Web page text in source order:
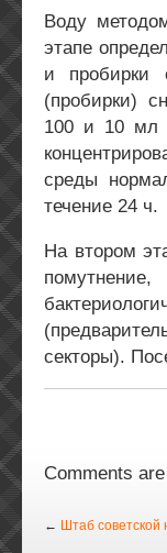
Воду
этапе
и пробирки
(пробирки)
100 и 10 мл
среды
течение 24 ч.
На втором
секторы).
Comments
← Штаб советской